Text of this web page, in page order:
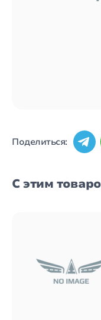
Поделиться:
С этим